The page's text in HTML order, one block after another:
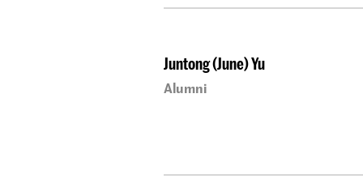
Juntong (June) Yu
Alumni